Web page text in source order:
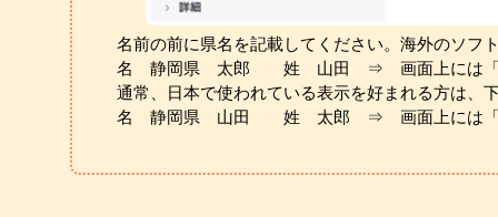
名前の前に県名を記載してください。海外のソフ
名 静岡県 太郎 姓 山田 ⇒ 画面上には「静
通常、日本で使われている表示を好まれる方は、
名 静岡県 山田 姓 太郎 ⇒ 画面上には「静